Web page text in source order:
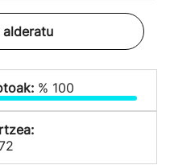
% 100